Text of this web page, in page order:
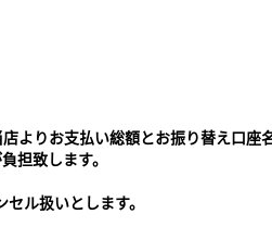
よりお支払い総額とお振り替え口
担致します。
ル扱いとします。